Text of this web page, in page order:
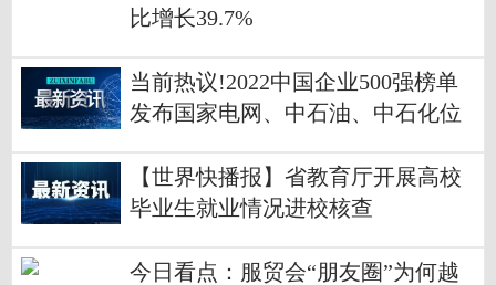
比增长39.7%
当前热议!2022中国企业500强榜单
发布国家电网、中石油、中石化位
【世界快播报】省教育厅开展高校
毕业生就业情况进校核查
今日看点：服贸会“朋友圈”为何越